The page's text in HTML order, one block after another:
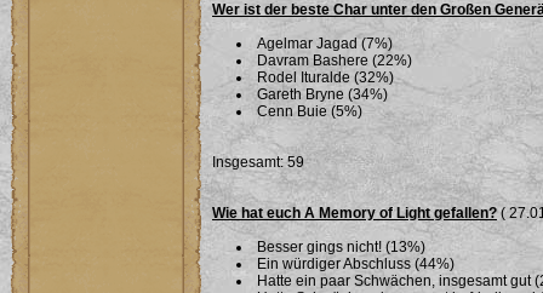
Wer ist der beste Char unter den Großen
Agelmar Jagad (7%)
Davram Bashere (22%)
Rodel Ituralde (32%)
Gareth Bryne (34%)
Cenn Buie (5%)
Insgesamt: 59
Wie hat euch A Memory of Light gefallen?(
Besser gings nicht! (13%)
Ein würdiger Abschluss (44%)
Hatte ein paar Schwächen, insgesamt gut